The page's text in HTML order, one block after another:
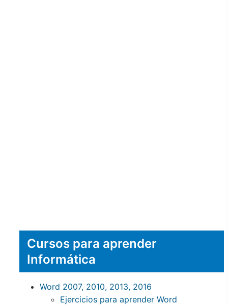
Cursos para aprender
Informática
Word 2007, 2010, 2013, 2016
Ejercicios para aprender Word